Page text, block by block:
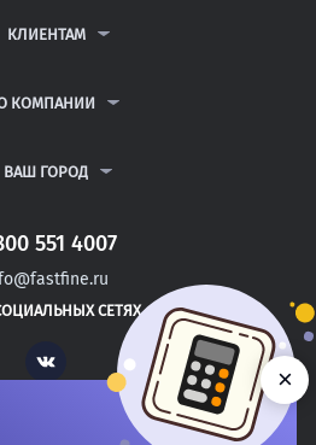
РАБОТЫ
РЕФЕРАТЫ
КЛИЕНТАМ
И ОТВЕТЫ
КОМПАНИИ
КОНТАКТЫ
ВАШ ГОРОД
ПЕТЕРБУРГ
ДОНЕЦК
САЛЬСК
551 4007
СЕТЯХ
Vk ×